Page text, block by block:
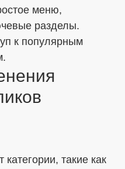
меню,
разделы.
к популярным
такие как